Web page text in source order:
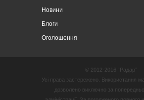
Новини
Блоги
Оголошення
© 2012-2016 “Радар”
Усі права застережено. Використання
дозволено виключно за